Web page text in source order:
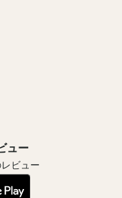
ュー
ビュー